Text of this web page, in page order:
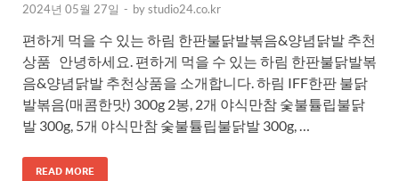
2024년 05월 27일 - bystudio24.co.kr
편하게 먹을 수 있는 하림 한판불닭발볶음&양념닭발 추천
상품 안녕하세요. 편하게 먹을 수 있는 하림 한판불닭발볶
음&양념닭발 추천상품을 소개합니다. 하림 IFF한판 불닭
발볶음(매콤한맛) 300g 2봉, 2개 야식만참 숯불튤립불닭
발 300g, 5개 야식만참 숯불튤립불닭발 300g, …
READ MORE